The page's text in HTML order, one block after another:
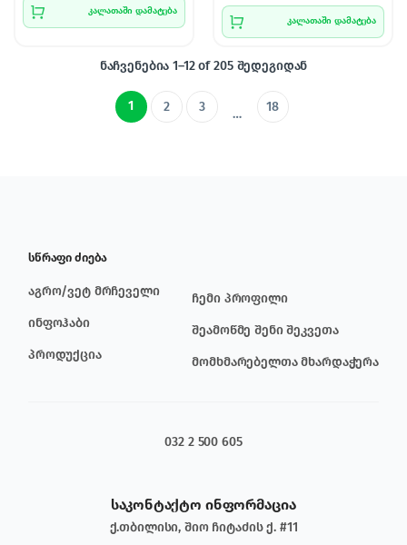
კალათაში დამატება
კალათაში დამატება
ნაჩვენებია 1–12 of 205 შედეგიდან
1 2 3 … 18
სწრაფი ძიება
აგრო/ვეტ მრჩეველი
ინფოჰაბი
პროდუქცია
ჩემი პროფილი
შეამოწმე შენი შეკვეთა
მომხმარებელთა მხარდაჭერა
032 2 500 605
საკონტაქტო ინფორმაცია
ქ.თბილისი, შიო ჩიტაძის ქ. #11